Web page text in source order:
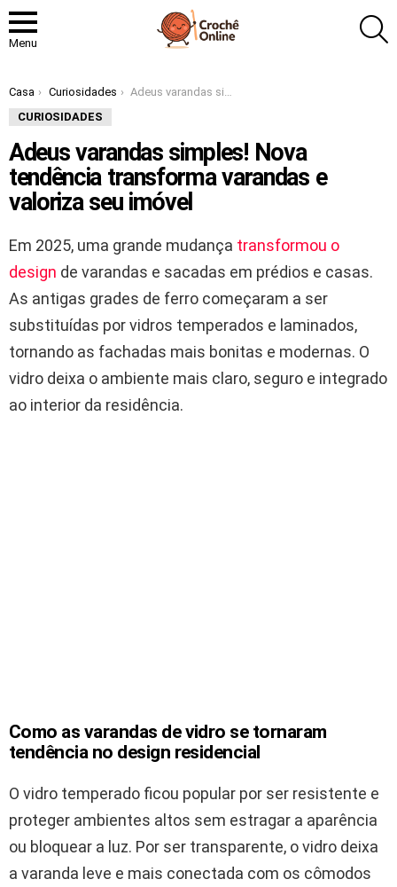
Menu
Você está aqui:
Casa Curiosidades
Adeus varandas simples! Nova tendência transforma varandas e valoriza seu imóvel
CURIOSIDADES
Adeus varandas simples! Nova
tendência transforma varandas e
valoriza seu imóvel
Em 2025, uma grande mudança transformou o
design de varandas e sacadas em prédios e casas.
As antigas grades de ferro começaram a ser
substituídas por vidros temperados e laminados,
tornando as fachadas mais bonitas e modernas. O
vidro deixa o ambiente mais claro, seguro e integrado
ao interior da residência.
Como as varandas de vidro se tornaram
tendência no design residencial
O vidro temperado ficou popular por ser resistente e
proteger ambientes altos sem estragar a aparência
ou bloquear a luz. Por ser transparente, o vidro deixa
a varanda leve e mais conectada com os cômodos